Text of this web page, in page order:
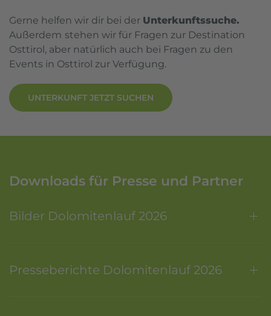
Gerne helfen wir dir bei der Unterkunftssuche.
Außerdem stehen wir für Fragen zur Destination
Osttirol, aber natürlich auch bei Fragen zu den
Events in Osttirol zur Verfügung.
UNTERKUNFT JETZT SUCHEN
Downloads für Presse und Partner
Bilder Dolomitenlauf 2026
Presseberichte Dolomitenlauf 2026